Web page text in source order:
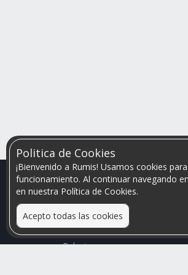
Politica de Cookies
¡Bienvenido a Rumis! Usamos cookies
funcionamiento. Al continuar navegando
en nuestra Política de Cookies.
Acepto todas las cookies
Relacionamos personas que